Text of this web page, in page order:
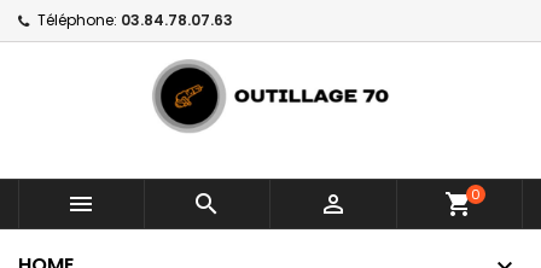
Téléphone: 03.84.78.07.63
   shopping_cart0